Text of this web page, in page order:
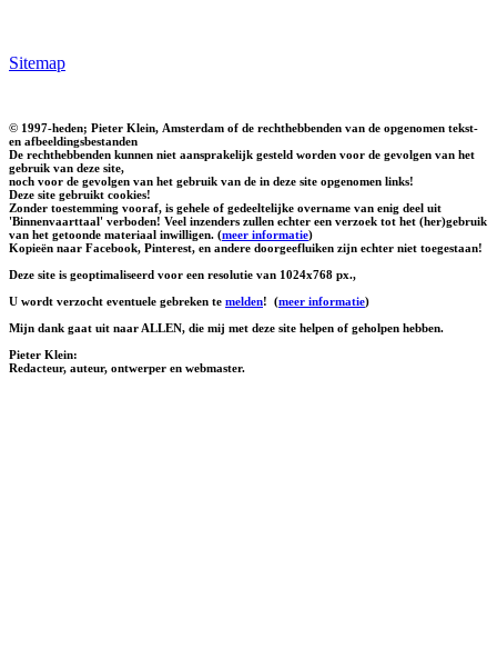
Sitemap
© 1997-heden; Pieter Klein, Amsterdam of de rechthebbenden van de opgenomen tekst-
en afbeeldingsbestanden
De rechthebbenden kunnen niet aansprakelijk gesteld worden voor de gevolgen van het
gebruik van deze site,
noch voor de gevolgen van het gebruik van de in deze site opgenomen links!
Deze site gebruikt cookies!
Zonder toestemming vooraf, is gehele of gedeeltelijke overname van enig deel uit
'Binnenvaarttaal' verboden! Veel inzenders zullen echter een verzoek tot het (her)gebruik
van het getoonde materiaal inwilligen. (meer informatie)
Kopieën naar Facebook, Pinterest, en andere doorgeefluiken zijn echter niet toegestaan!
Deze site is geoptimaliseerd voor een resolutie van 1024x768 px.,
U wordt verzocht eventuele gebreken te melden! (meer informatie)
Mijn dank gaat uit naar ALLEN, die mij met deze site helpen of geholpen hebben.
Pieter Klein:
Redacteur, auteur, ontwerper en webmaster.